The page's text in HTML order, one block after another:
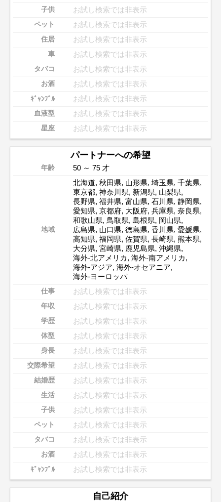
子供 お試し検索では非表示
ペット お試し検索では非表示
住居 お試し検索では非表示
車 お試し検索では非表示
タバコ お試し検索では非表示
お酒 お試し検索では非表示
ｷﾞｬﾝﾌﾞﾙ お試し検索では非表示
血液型 お試し検索では非表示
星座 お試し検索では非表示
パートナーへの希望
年齢 50 ～ 75 才
地域
北海道, 秋田県, 山形県, 埼玉県, 千葉県,
東京都, 神奈川県, 新潟県, 山梨県,
長野県, 福井県, 富山県, 石川県, 静岡県,
愛知県, 京都府, 大阪府, 兵庫県, 奈良県,
和歌山県, 鳥取県, 島根県, 岡山県,
広島県, 山口県, 徳島県, 香川県, 愛媛県,
高知県, 福岡県, 佐賀県, 長崎県, 熊本県,
大分県, 宮崎県, 鹿児島県, 沖縄県,
海外-北アメリカ, 海外-南アメリカ,
海外-アジア, 海外-オセアニア,
海外-ヨーロッパ
仕事 お試し検索では非表示
年収 お試し検索では非表示
学歴 お試し検索では非表示
体型 お試し検索では非表示
身長 お試し検索では非表示
交際希望 お試し検索では非表示
結婚歴 お試し検索では非表示
生活 お試し検索では非表示
子供 お試し検索では非表示
ペット お試し検索では非表示
タバコ お試し検索では非表示
お酒 お試し検索では非表示
ｷﾞｬﾝﾌﾞﾙ お試し検索では非表示
自己紹介